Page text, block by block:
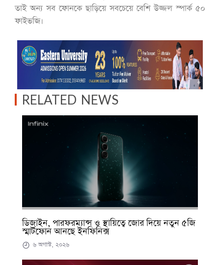
তাই অন্য সব ফোনকে ছাড়িয়ে সবচেয়ে বেশি উজ্জল স্পার্ক ৫০
ফাইভজি।
RELATED NEWS
ডিজাইন, পারফরম্যান্স ও স্থায়িত্বে জোর দিয়ে নতুন ৫জি
স্মার্টফোন আনছে ইনফিনিক্স
৬ অগাস্ট, ২০২৬